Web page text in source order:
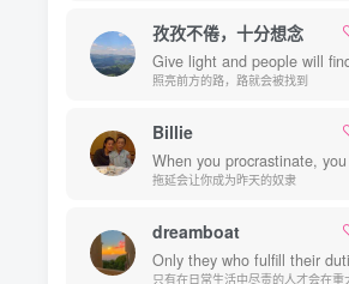
孜孜不倦，十分想念
Give light and people will find
照亮前方的路，路就会被找到
Billie
When you procrastinate,
拖延会让你成为昨天的奴隶
dreamboat
Only they who fulfill their
只有在日常生活中尽责的人才会在重